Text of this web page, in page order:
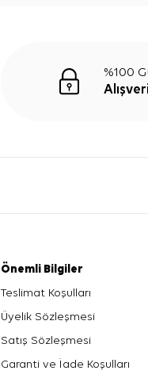
%100
Önemli Bilgiler
Teslimat Koşulları
Üyelik Sözleşmesi
Satış Sözleşmesi
Garanti ve İade Koşulları